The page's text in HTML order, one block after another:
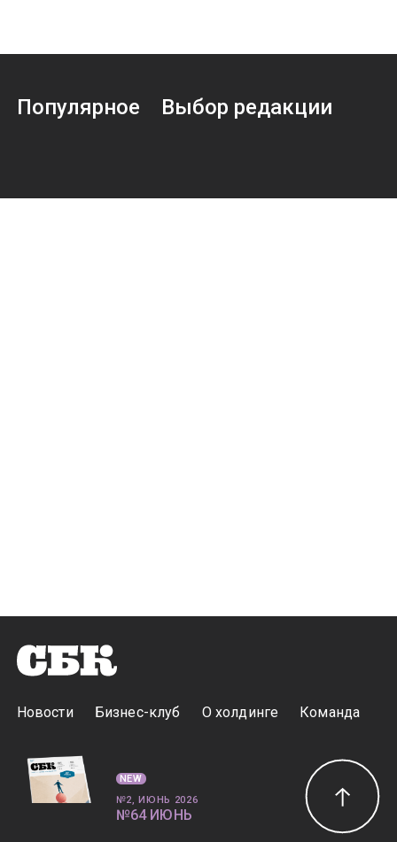
Популярное Выбор редакции
Новости Бизнес-клуб О холдинге Команда
NEW
№2, ИЮНЬ 2026
№64 ИЮНЬ